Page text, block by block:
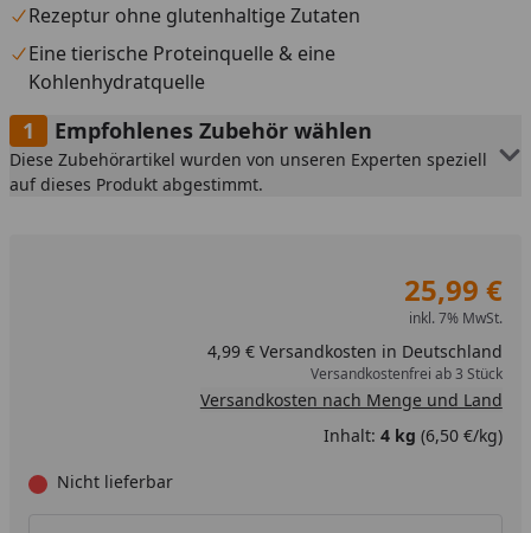
Rezeptur ohne glutenhaltige Zutaten
Eine tierische Proteinquelle & eine
Kohlenhydratquelle
Empfohlenes Zubehör wählen
Diese Zubehörartikel wurden von unseren Experten speziell
auf dieses Produkt abgestimmt.
25,99 €
inkl. 7% MwSt.
4,99 € Versandkosten in Deutschland
Versandkostenfrei ab 3 Stück
Versandkosten nach Menge und Land
Inhalt: 4 kg (6,50 €/kg)
Nicht lieferbar